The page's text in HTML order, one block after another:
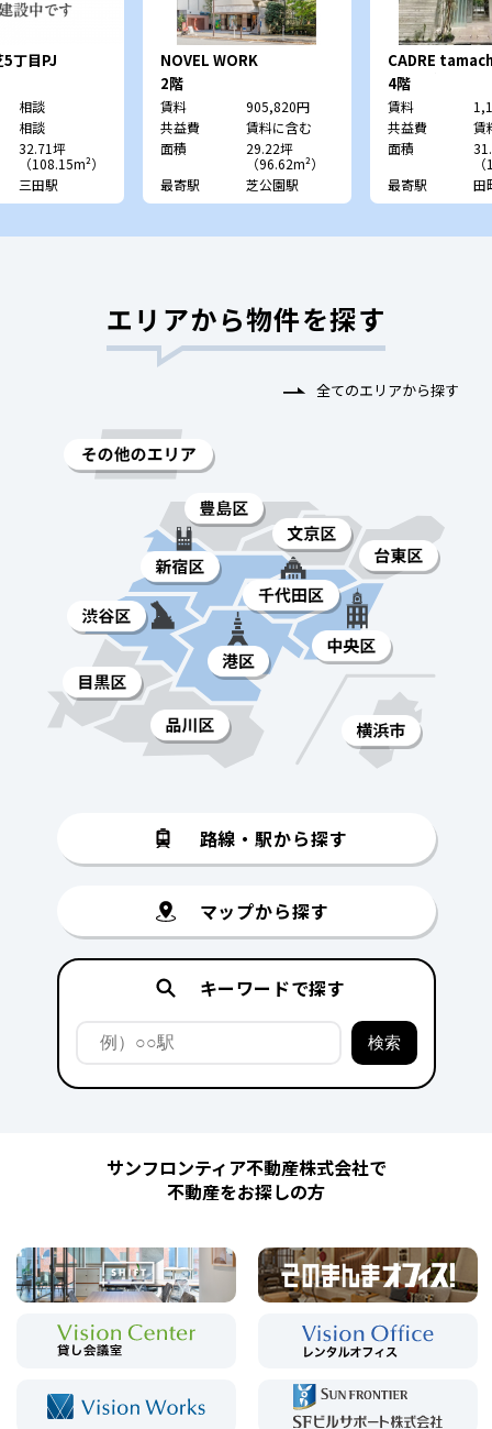
丁目PJ
相談
相談
32.71坪
（108.15m²）
三田駅
NOVEL WORK
Shibakoen
2階
賃料
905,820円
共益費
賃料に含む
面積
29.22坪
（96.62m²）
最寄駅
芝公園駅
CADRE
レ 田町）
4階
賃料
共益費
賃
面積
最寄駅
田
エリアから物件を探す
全てのエリアから探す
路線・駅から探す
マップから探す
キーワードで探す
サンフロンティア不動産株式会社で
不動産をお探しの方